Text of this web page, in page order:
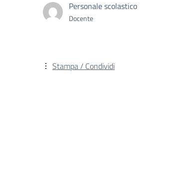
Personale scolastico
Docente
Stampa / Condividi